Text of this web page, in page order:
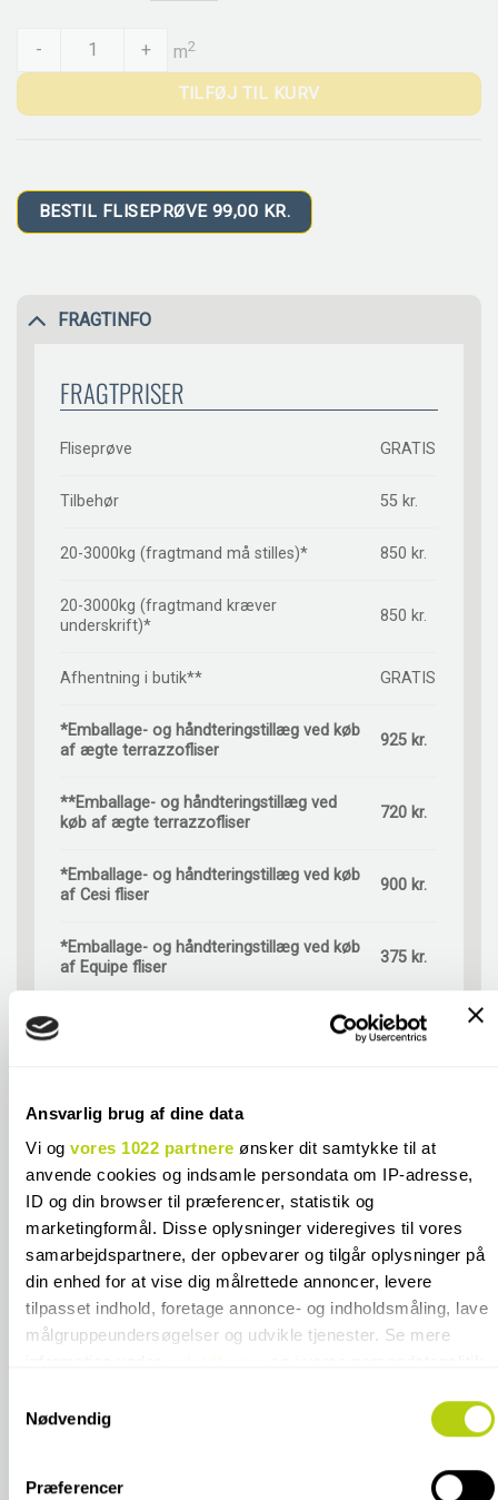
Ansvarlig brug af dine data
Vi og vores 1022 partnere ønsker dit samtykke til at
anvende cookies og indsamle persondata om IP-adresse,
ID og din browser til præferencer, statistik og
marketingformål. Disse oplysninger videregives til vores
samarbejdspartnere, der opbevarer og tilgår oplysninger på
din enhed for at vise dig målrettede annoncer, levere
tilpasset indhold, foretage annonce- og indholdsmåling, lave
målgruppeundersøgelser og udvikle tjenester. Se mere
indstillinger fra vores "Cookiedeklaration", eller ved at trykke
Hvis du tillader det, vil vi også gerne:
Nødvendig
Præferencer
FRAGTINFO
FRAGTPRISER
Fliseprøve GRATIS
Tilbehør 55 kr.
20-3000kg (fragtmand må stilles)* 850 kr.
20-3000kg (fragtmand kræver
underskrift)*
850 kr.
Afhentning i butik** GRATIS
*Emballage- og håndteringstillæg ved køb
af ægte terrazzofliser
925 kr.
**Emballage- og håndteringstillæg ved
køb af ægte terrazzofliser
720 kr.
*Emballage- og håndteringstillæg ved køb
af Cesi fliser
900 kr.
*Emballage- og håndteringstillæg ved køb
af Equipe fliser
375 kr.
**Emballage- og håndteringstillæg ved
900 kr.
køb af Equipe fliser
SPECIFIKATIONER
CESI Lucidi Zolfo quantity
- + m2
TILFØJ TIL KURV
BESTIL FLISEPRØVE 99,00 KR.